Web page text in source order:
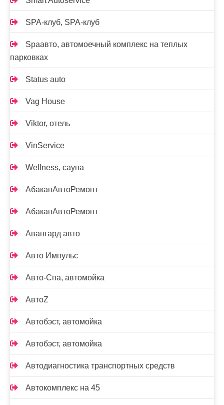
SPA-клуб, SPA-клуб
Spaавто, автомоечный комплекс на теплых
парковках
Status auto
Vag House
Viktor, отель
VinService
Wellness, сауна
АбаканАвтоРемонт
АбаканАвтоРемонт
Авангард авто
Авто Импульс
Авто-Спа, автомойка
АвтоZ
Автобэст, автомойка
Автобэст, автомойка
Автодиагностика транспортных средств
Автокомплекс на 45